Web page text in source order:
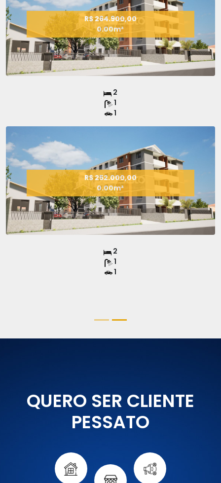
R$ 264.900,00
0.00m²
2
1
1
R$ 252.000,00
0.00m²
2
1
1
QUERO SER CLIENTE
PESSATO